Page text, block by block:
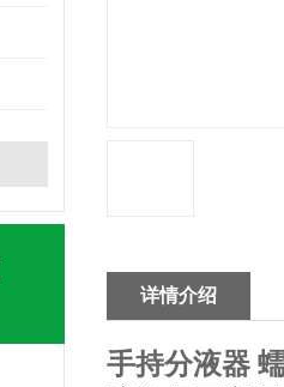
详情介绍
手持分液器